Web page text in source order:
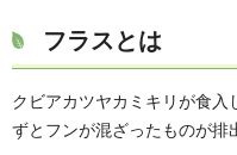
フラスとは
クビアカツヤカミキリが食入
ずとフンが混ざったものが排